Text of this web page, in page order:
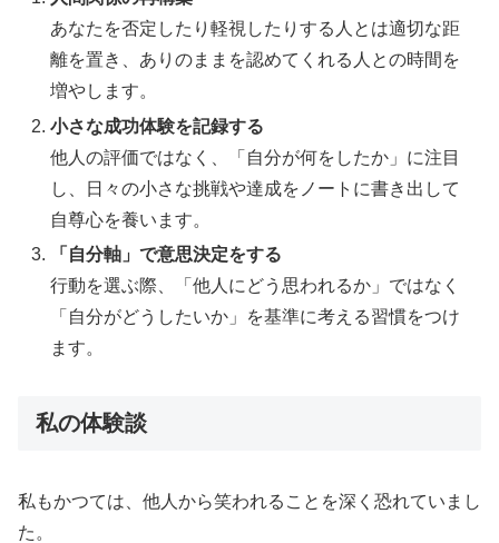
あなたを否定したり軽視したりする人とは適切な距
離を置き、ありのままを認めてくれる人との時間を
増やします。
小さな成功体験を記録する
他人の評価ではなく、「自分が何をしたか」に注目
し、日々の小さな挑戦や達成をノートに書き出して
自尊心を養います。
「自分軸」で意思決定をする
行動を選ぶ際、「他人にどう思われるか」ではなく
「自分がどうしたいか」を基準に考える習慣をつけ
ます。
私の体験談
私もかつては、他人から笑われることを深く恐れていまし
た。